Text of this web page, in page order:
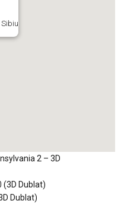
2 – 3D
(3D Dublat)
Dublat)